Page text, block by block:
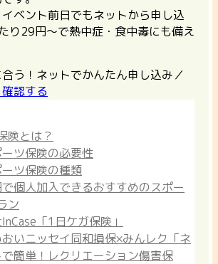
ベント前日でもネットから申し込
り29円〜で熱中症・食中毒にも備え
う！ネットでかんたん申し込み／
認する
険とは？
ーツ保険の必要性
ーツ保険の種類
個人加入できるおすすめのスポー
ン
「1日ケガ保険」
おいニッセイ同和損保×みんレク「ネ
で簡単！レクリエーション傷害保